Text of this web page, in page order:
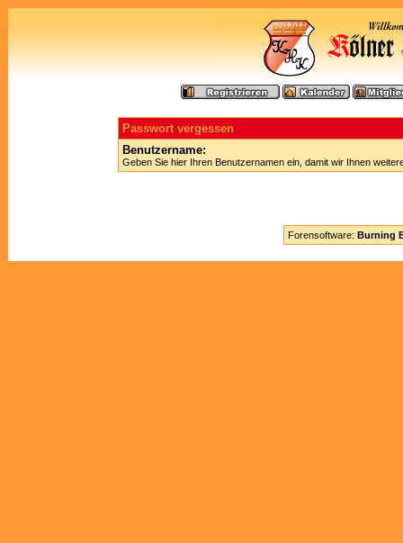
Passwort vergessen
Benutzername:
Geben Sie hier Ihren Benutzernamen ein, damit wir Ihnen
Forensoftware: Burning